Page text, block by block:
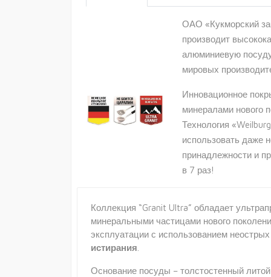
ОАО «Кукморский
производит
алюминиевую
мировых
Инновационное
минералами нового
Технология
использовать даже
принадлежности и
в 7 раз!
Коллекция “Granit Ultra” обладает
минеральными частицами нового
эксплуатации с использованием
истирания.
Основание посуды – толстостенный